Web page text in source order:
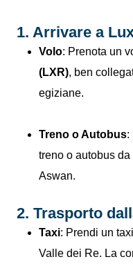
1. Arrivare a
Volo: Prenota un
(LXR), ben
egiziane.
Treno o Autobus:
treno o autobus
Aswan.
2. Trasporto
Taxi: Prendi un
Valle dei Re. La